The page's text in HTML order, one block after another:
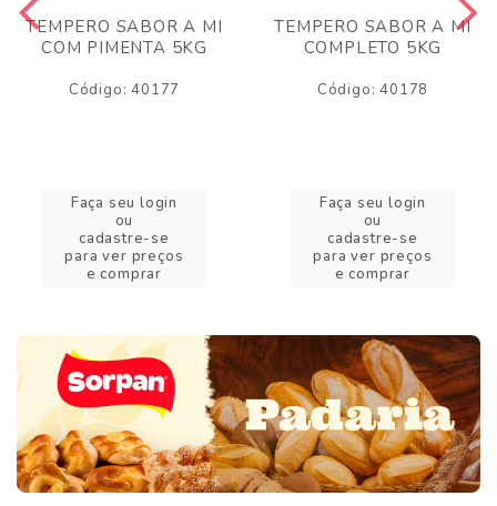
TEMPERO SABOR A MI
COM PIMENTA 5KG
Código: 40177
Faça seu login
ou
cadastre-se
para ver preços
e comprar
TEMPERO SABOR A MI
COMPLETO 5KG
Código: 40178
Faça seu login
ou
cadastre-se
para ver preços
e comprar